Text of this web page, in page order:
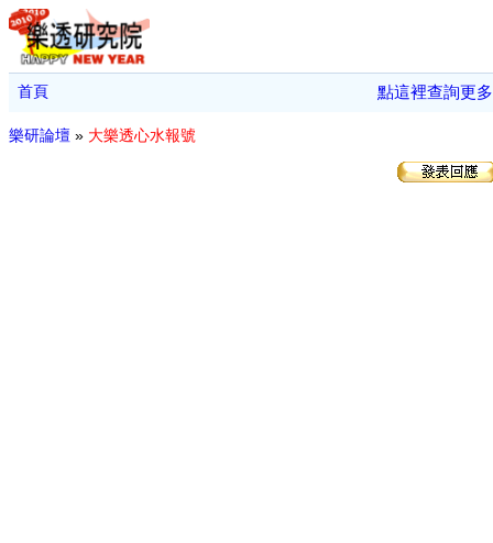
首頁 點這裡查詢更多
樂研論壇 » 大樂透心水報號